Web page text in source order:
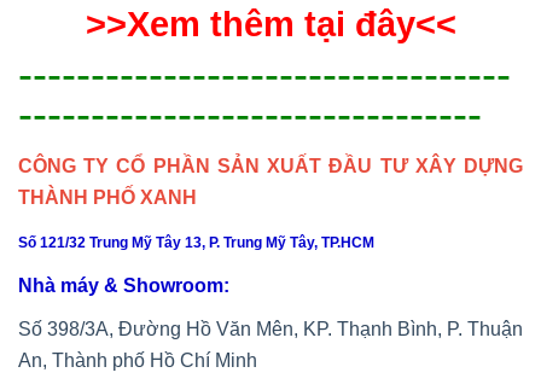
>>Xem thêm tại đây<<
----------------------------------
--------------------------------
CÔNG TY CỔ PHẦN SẢN XUẤT ĐẦU TƯ XÂY DỰNG
THÀNH PHỐ XANH
Số 121/32 Trung Mỹ Tây 13, P. Trung Mỹ Tây, TP.HCM
Nhà máy & Showroom:
Số 398/3A, Đường Hồ Văn Mên, KP. Thạnh Bình, P. Thuận
An, Thành phố Hồ Chí Minh